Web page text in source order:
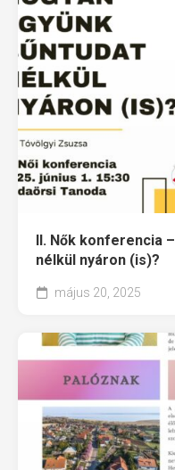
II. Nők konferencia
nélkül nyáron (is)?
május 20, 2025